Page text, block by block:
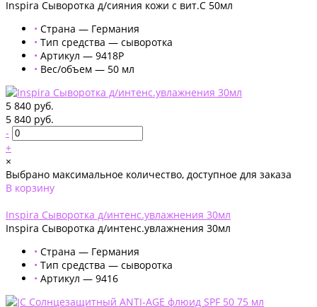
Inspira Сыворотка д/сияния кожи с вит.С 50мл
• Страна — Германия
• Тип средства — сыворотка
• Артикул — 9418P
• Вес/объем — 50 мл
5 840 руб.
5 840 руб.
-
+
×
Выбрано максимальное количество, доступное для заказа
В корзину
Inspira Сыворотка д/интенс.увлажнения 30мл
Inspira Сыворотка д/интенс.увлажнения 30мл
• Страна — Германия
• Тип средства — сыворотка
• Артикул — 9416